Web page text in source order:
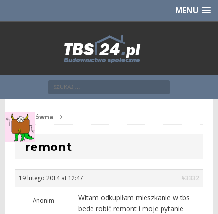
CHCĘ [klik]MENU
Str. główna
remont
19 lutego 2014 at 12:47 #3332
Anonim
Witam odkupiłam mieszkanie w tbs
bede robić remont i moje pytanie